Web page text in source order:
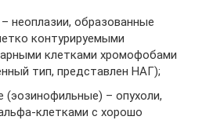
неоплазии, образованные
контурируемыми
клетками хромофобами
тип, представлен НАГ);
– опухоли,
клетками с хорошо